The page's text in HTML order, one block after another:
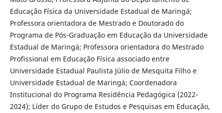
Educação Física da Universidade Estadual de Maringá;
Professora orientadora de Mestrado e Doutorado do
Programa de Pós-Graduação em Educação da Universidade
Estadual de Maringá; Professora orientadora do Mestrado
Profissional em Educação Física associado entre
Universidade Estadual Paulista Júlio de Mesquita Filho e
Universidade Estadual de Maringá; Coordenadora
Institucional do Programa Residência Pedagógica (2022-
2024); Líder do Grupo de Estudos e Pesquisas em Educação,